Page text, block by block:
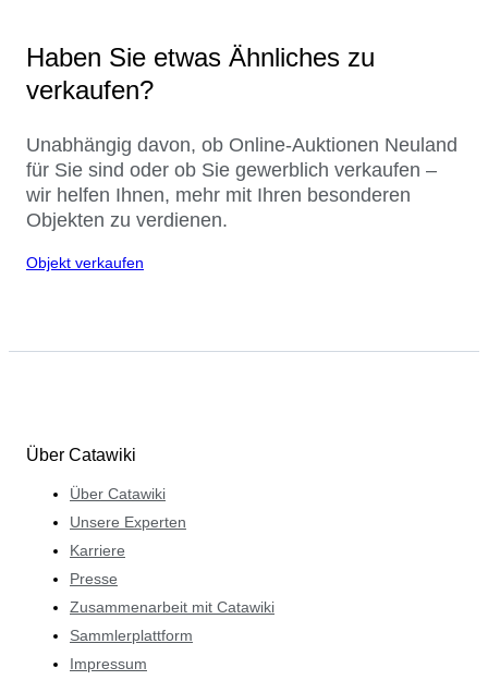
Haben Sie etwas Ähnliches zu
verkaufen?
Unabhängig davon, ob Online-Auktionen Neuland
für Sie sind oder ob Sie gewerblich verkaufen –
wir helfen Ihnen, mehr mit Ihren besonderen
Objekten zu verdienen.
Objekt verkaufen
Über Catawiki
Über Catawiki
Unsere Experten
Karriere
Presse
Zusammenarbeit mit Catawiki
Sammlerplattform
Impressum